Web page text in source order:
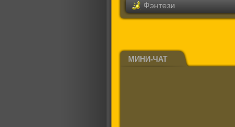
Фэнтези
МИНИ-ЧАТ